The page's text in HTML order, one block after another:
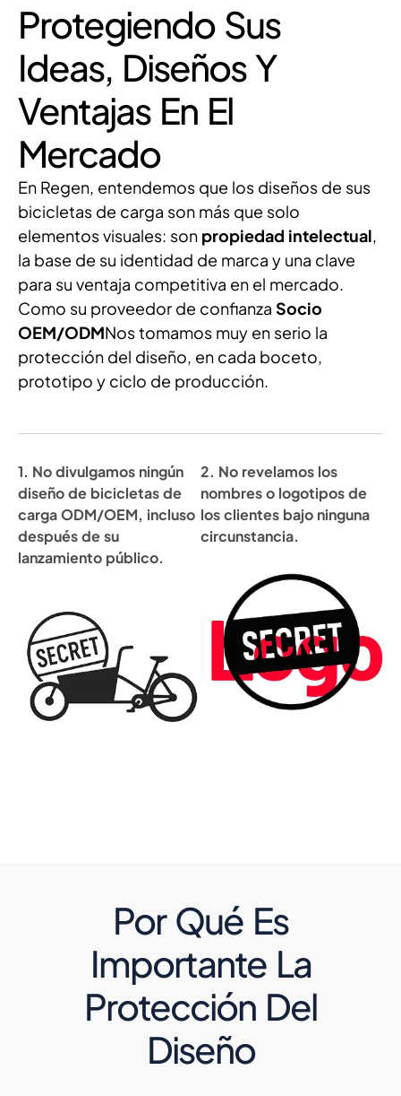
Protegiendo Sus
Ideas, Diseños Y
Ventajas En El
Mercado
En Regen, entendemos que los diseños de sus
bicicletas de carga son más que solo
elementos visuales: son propiedad intelectual,
la base de su identidad de marca y una clave
para su ventaja competitiva en el mercado.
Como su proveedor de confianza Socio
OEM/ODMNos tomamos muy en serio la
protección del diseño, en cada boceto,
prototipo y ciclo de producción.
1. No divulgamos ningún
diseño de bicicletas de
carga ODM/OEM, incluso
después de su
lanzamiento público.
2. No revelamos los
nombres o logotipos de
los clientes bajo ninguna
circunstancia.
Por Qué Es
Importante La
Protección Del
Diseño